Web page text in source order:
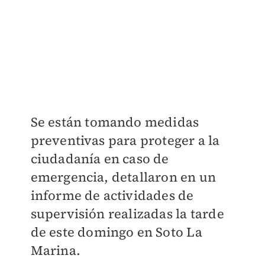
Se están tomando medidas
preventivas para proteger a la
ciudadanía en caso de
emergencia, detallaron en un
informe de actividades de
supervisión realizadas la tarde
de este domingo en Soto La
Marina.